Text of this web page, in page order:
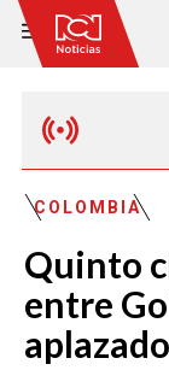
COLOMBIA
Quinto
entre
aplazado